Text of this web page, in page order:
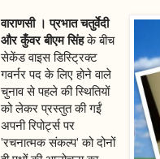
वाराणसी । प्रभात चतुर्वेदी
और कुँवर बीएम सिंहके बीच
सेकेंड वाइस डिस्ट्रिक्ट
गवर्नर पद के लिए होने वाले
चुनाव से पहले की स्थितियों
को लेकर प्रस्तुत की गईं
अपनी रिपोर्ट्स पर
'रचनात्मक संकल्प' को दोनों